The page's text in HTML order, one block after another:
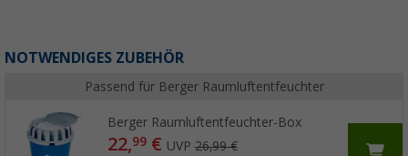
NOTWENDIGES ZUBEHÖR
Passend für Berger Raumluftentfeuchter
Berger Raumluftentfeuchter-Box
22,99€ UVP26,99 €